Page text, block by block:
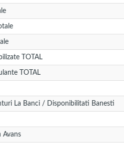
TOTAL
TOTAL
La Banci / Disponibilitati Banesti
Avans